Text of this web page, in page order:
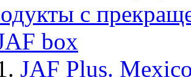
с
box
JAF Plus.